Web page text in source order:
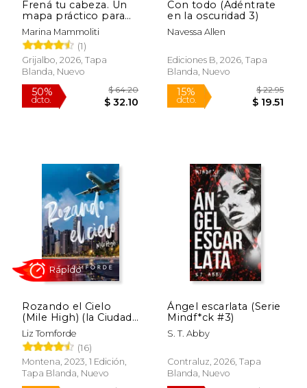
Frená tu cabeza. Un
mapa práctico para
aliviar la ansiedad y
recuperar la calma
Marina Mammoliti
(1)
Grijalbo, 2026, Tapa
Blanda, Nuevo
50%
dcto. $ 32.10
Con todo (Adéntrate
en la oscuridad 3)
Navessa Allen
Ediciones B, 2026, Tapa
Blanda, Nuevo
15%
dcto.
Rozando el Cielo
(Mile High) (la Ciudad
de los Vientos 1)
Liz Tomforde
(16)
Montena, 2023, 1 Edición,
Tapa Blanda, Nuevo
Ángel escarlata (Serie
Mindf*ck #3)
S. T. Abby
Contraluz, 2026, Tapa
Blanda, Nuevo